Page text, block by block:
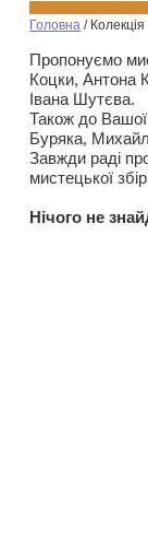
Головна / Колекція
Пропонуємо
Коцки, Антона
Івана Шутєва.
Також до Вашої
Буряка,
Завжди раді
мистецької
Нiчого не